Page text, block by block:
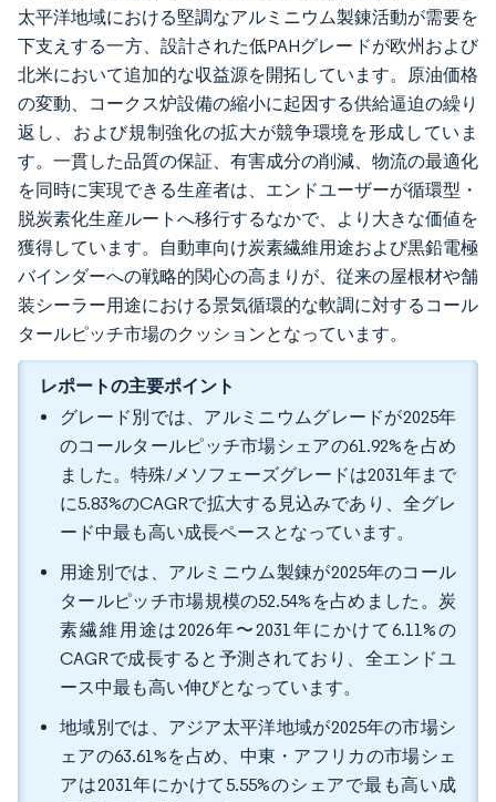
太平洋地域における堅調なアルミニウム製錬活動が需要を
下支えする一方、設計された低PAHグレードが欧州および
北米において追加的な収益源を開拓しています。原油価格
の変動、コークス炉設備の縮小に起因する供給逼迫の繰り
返し、および規制強化の拡大が競争環境を形成していま
す。一貫した品質の保証、有害成分の削減、物流の最適化
を同時に実現できる生産者は、エンドユーザーが循環型・
脱炭素化生産ルートへ移行するなかで、より大きな価値を
獲得しています。自動車向け炭素繊維用途および黒鉛電極
バインダーへの戦略的関心の高まりが、従来の屋根材や舗
装シーラー用途における景気循環的な軟調に対するコール
タールピッチ市場のクッションとなっています。
レポートの主要ポイント
グレード別では、アルミニウムグレードが2025年
のコールタールピッチ市場シェアの61.92%を占め
ました。特殊/メソフェーズグレードは2031年まで
に5.83%のCAGRで拡大する見込みであり、全グレ
ード中最も高い成長ペースとなっています。
用途別では、アルミニウム製錬が2025年のコール
タールピッチ市場規模の52.54%を占めました。炭
素繊維用途は2026年〜2031年にかけて6.11%の
CAGRで成長すると予測されており、全エンドユ
ース中最も高い伸びとなっています。
地域別では、アジア太平洋地域が2025年の市場シ
ェアの63.61%を占め、中東・アフリカの市場シェ
アは2031年にかけて5.55%のシェアで最も高い成